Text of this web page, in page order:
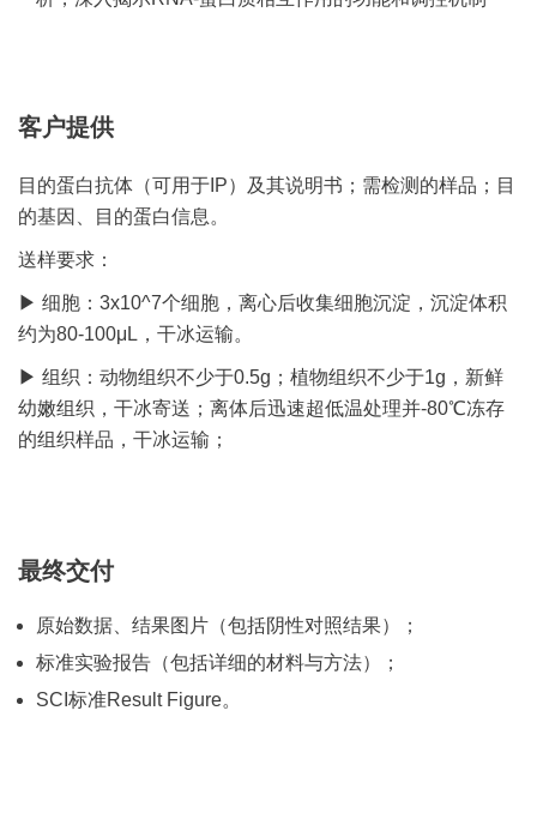
客户提供
目的蛋白抗体（可用于IP）及其说明书；需检测的样品；目
的基因、目的蛋白信息。
送样要求：
▶ 细胞：3x10^7个细胞，离心后收集细胞沉淀，沉淀体积
约为80-100μL，干冰运输。
▶ 组织：动物组织不少于0.5g；植物组织不少于1g，新鲜
幼嫩组织，干冰寄送；离体后迅速超低温处理并-80℃冻存
的组织样品，干冰运输；
最终交付
原始数据、结果图片（包括阴性对照结果）；
标准实验报告（包括详细的材料与方法）；
SCI标准Result Figure。